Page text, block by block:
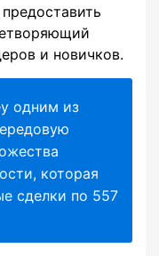
и новичков.
одним из
которая
сделки по 557